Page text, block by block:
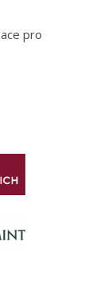
pro